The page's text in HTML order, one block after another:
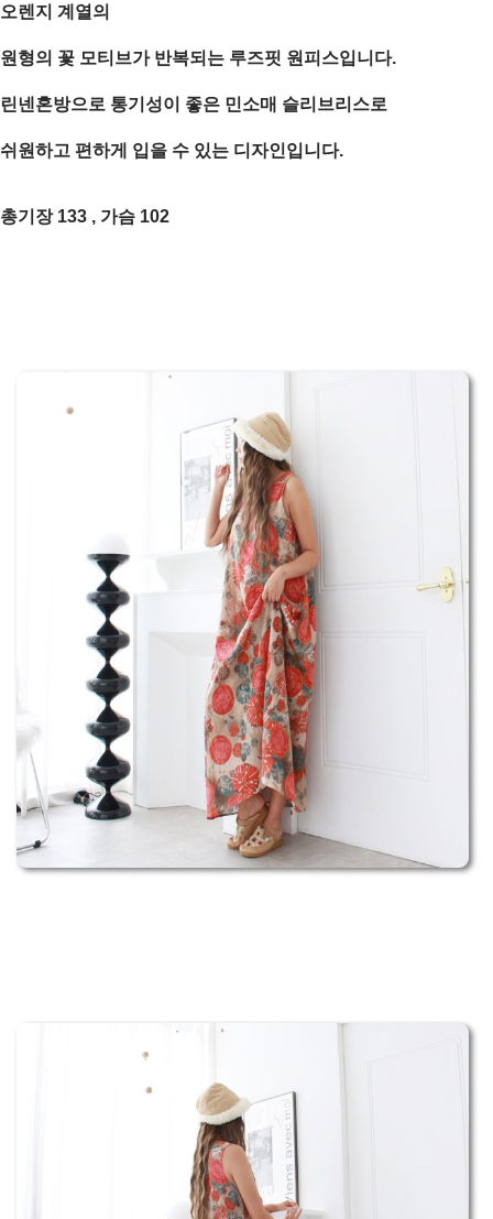
오렌지 계열의
원형의 꽃 모티브가 반복되는 루즈핏 원피스입니다.
린넨혼방으로 통기성이 좋은 민소매 슬리브리스로
쉬원하고 편하게 입을 수 있는 디자인입니다.
총기장 133 , 가슴 102